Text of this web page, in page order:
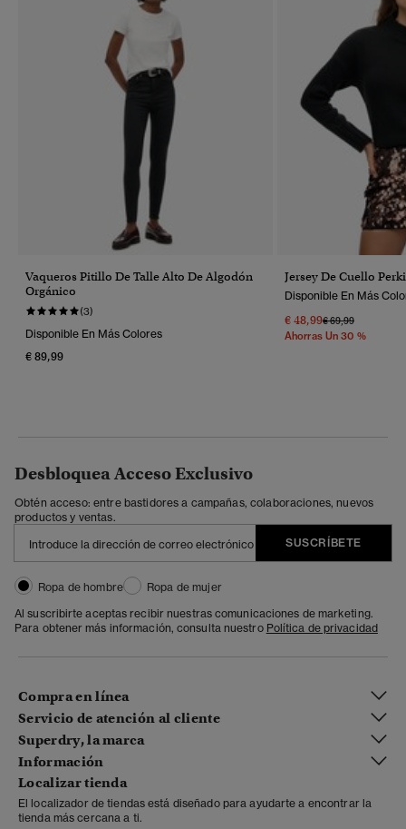
Vaqueros Pitillo De Talle Alto De Algodón
Orgánico
(3)
Disponible En Más Colores
€ 89,99
Jersey De Cuello
Disponible En Más
€ 48,99Precio Rebajado
€ 69,99A
Ahorras Un 30 %
Desbloquea Acceso Exclusivo
Obtén acceso: entre bastidores a campañas, colaboraciones, nuevos
productos y ventas.
SUSCRÍBETE
Ropa de hombre
Ropa de mujer
Al suscribirte aceptas recibir nuestras comunicaciones de marketing.
Para obtener más información, consulta nuestro Política de privacidad
Compra en línea
Servicio de atención al cliente
Superdry, la marca
Información
Localizar tienda
El localizador de tiendas está diseñado para ayudarte a encontrar la
tienda más cercana a ti.